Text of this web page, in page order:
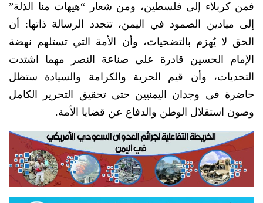
فمن كربلاء إلى فلسطين، ومن شعار “هيهات منا الذلة”
إلى ميادين الصمود في اليمن، تتجدد الرسالة ذاتها: أن
الحق لا يُهزم بالتضحيات، وأن الأمة التي تستلهم نهضة
الإمام الحسين قادرة على صناعة النصر مهما اشتدت
التحديات، وأن قيم الحرية والكرامة والسيادة ستظل
حاضرة في وجدان اليمنيين حتى تحقيق التحرير الكامل
وصون استقلال الوطن والدفاع عن قضايا الأمة.